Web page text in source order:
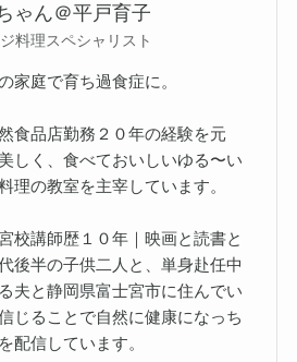
ゃん＠平戸育子
料理スペシャリスト
家庭で育ち過食症に。
食品店勤務２０年の経験を元
しく、食べておいしいゆる〜い
理の教室を主宰しています。
校講師歴１０年｜映画と読書と
後半の子供二人と、単身赴任中
夫と静岡県富士宮市に住んでい
じることで自然に健康になっち
配信しています。